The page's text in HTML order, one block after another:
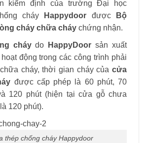
kiểm định của trường Đại học
cháy
Happydoor được
Bộ
cháy chữa cháy chứng nhận.
cháydo HappyDoor sản xuất
động trong các công trình phải
cháy, thời gian cháy của cửa
được cấp phép là 60 phút, 70
120 phút (hiện tại cửa gỗ chưa
120 phút).
thép chống cháy Happydoor